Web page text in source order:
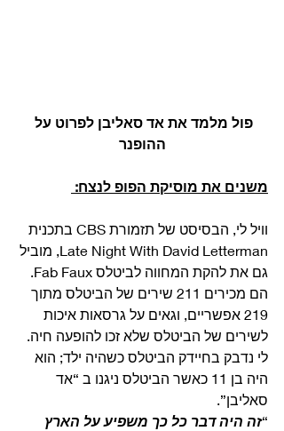
פול מלמד את אד סאליבן לפרוט על
ההופנר
משנים את מוסיקת הפופ לנצח:
וויל לי, הבסיסט של תזמורת CBS בתכנית
Late Night With David Letterman, מוביל
גם את להקת המחווה לביטלס Fab Faux.
הם מכירים 211 שירים של הביטלס מתוך
219 אפשריים, וגאים על גרסאות איכות
לשירים של הביטלס שלא זכו להופעה חיה.
לי נדבק בחיידק הביטלס כשהיה ילד; הוא
היה בן 11 כאשר הביטלס ניגנו ב “אד
סאליבן”.
“זה היה דבר כל כך משפיע על הארץ